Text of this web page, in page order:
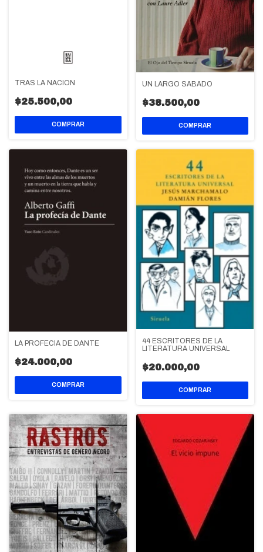
TRAS LA NACION
$25.500,00
UN LARGO SABADO
$38.500,00
LA PROFECÍA DE DANTE
$24.000,00
44 ESCRITORES DE LA
LITERATURA UNIVERSAL
$20.000,00